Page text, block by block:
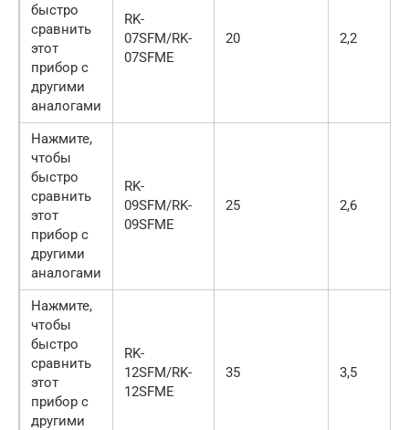
быстро
сравнить
этот
прибор с
другими
аналогами
RK-
07SFM/RK-
07SFME
20 2,2
Нажмите,
чтобы
быстро
сравнить
этот
прибор с
другими
аналогами
RK-
09SFM/RK-
09SFME
25 2,6
Нажмите,
чтобы
быстро
сравнить
этот
прибор с
другими
RK-
12SFM/RK-
12SFME
35 3,5